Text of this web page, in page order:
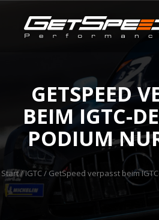
GETSPEED
BEIM IGTC-
PODIUM
Start/IGTC/ GetSpeed verpasst beim